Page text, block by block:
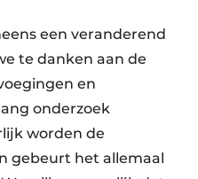
een veranderend
te danken aan de
en
onderzoek
worden de
gebeurt het allemaal